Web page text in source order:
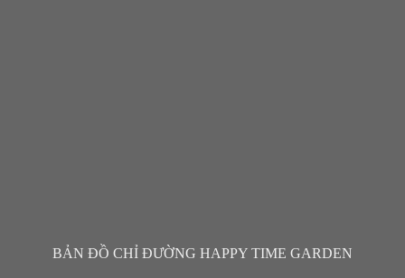
BẢN ĐỒ CHỈ ĐƯỜNG HAPPY TIME GARDEN